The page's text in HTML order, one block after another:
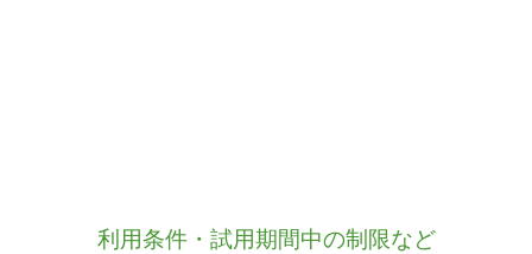
利用条件・試用期間中の制限など